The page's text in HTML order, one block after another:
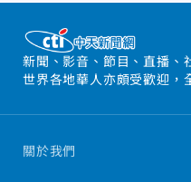
新聞、影音、節目、直播、
世界各地華人亦頗受歡迎，
關於我們